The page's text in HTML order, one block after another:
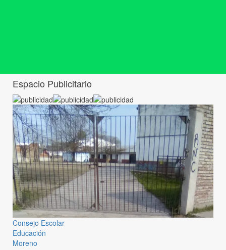
Espacio Publicitario
Consejo Escolar
Educación
Moreno